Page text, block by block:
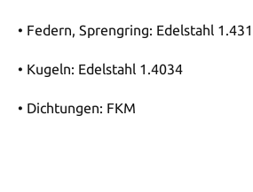
• Federn, Sprengring: Edelstahl
• Kugeln: Edelstahl 1.4034
• Dichtungen: FKM